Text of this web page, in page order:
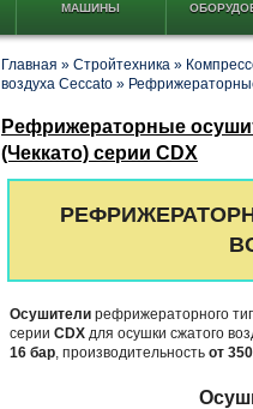
МАШИНЫ
Главная » Стройтехника »
воздуха Ceccato »
Рефрижераторные
(Чеккато) серии CDX
Осушители рефрижераторного
серии CDX для осушки сжатого
16 бар, производительность от